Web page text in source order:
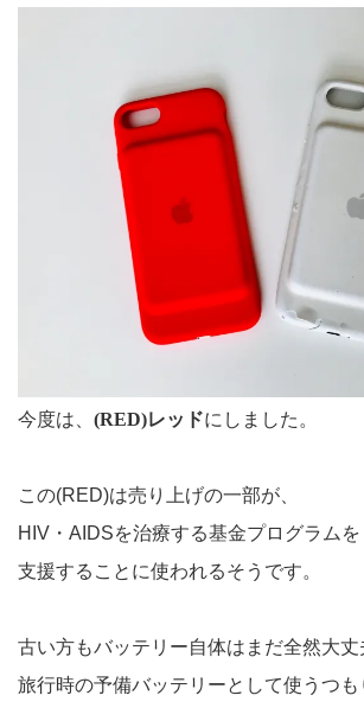
今度は、 (RED)レッドにしました。
この(RED)は売り上げの一部が、
HIV・AIDSを治療する基金プログラムを
支援することに使われるそうです。
古い方もバッテリー自体はまだ全然大丈
旅行時の予備バッテリーとして使うつも